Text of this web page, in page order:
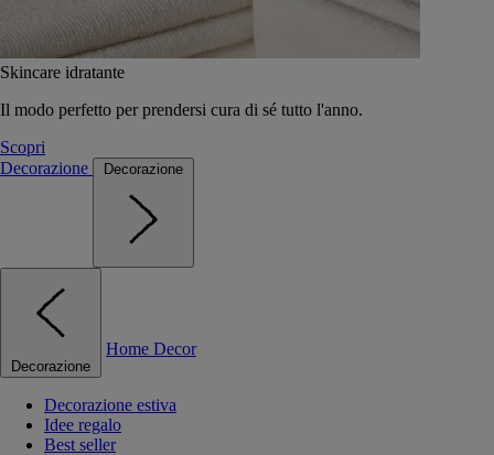
Skincare idratante
Il modo perfetto per prendersi cura di sé tutto l'anno.
Scopri
Decorazione
Decorazione
Decorazione
Home Decor
Decorazione estiva
Idee regalo
Best seller